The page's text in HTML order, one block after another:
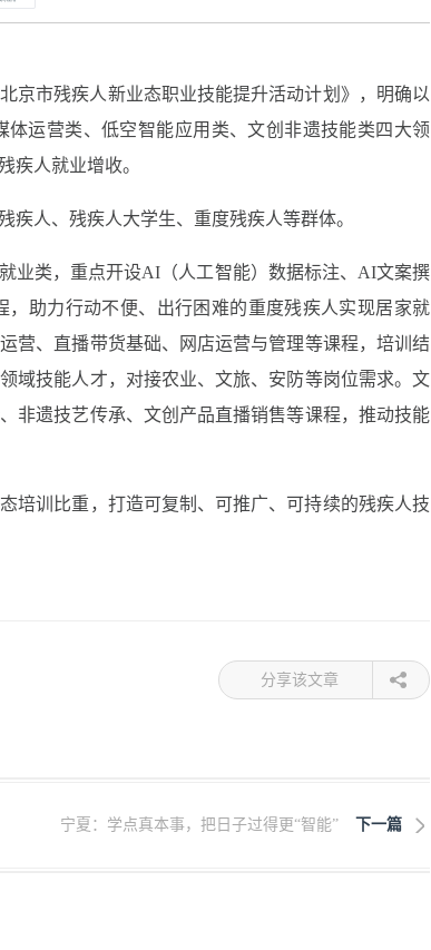
京市残疾人新业态职业技能提升活动计划》，明确以
运营类、低空智能应用类、文创非遗技能类四大领
疾人就业增收。
疾人、残疾人大学生、重度残疾人等群体。
业类，重点开设AI（人工智能）数据标注、AI文案撰
助力行动不便、出行困难的重度残疾人实现居家就
营、直播带货基础、网店运营与管理等课程，培训结
域技能人才，对接农业、文旅、安防等岗位需求。文
非遗技艺传承、文创产品直播销售等课程，推动技能
培训比重，打造可复制、可推广、可持续的残疾人技
分享该文章
下一篇
宁夏：学点真本事，把日子过得更“智能”